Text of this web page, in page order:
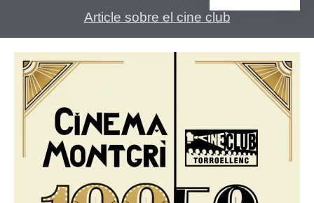
Article sobre el cine club